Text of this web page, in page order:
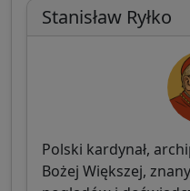
Stanisław Ryłko
Polski kardynał,
Bożej Większej,